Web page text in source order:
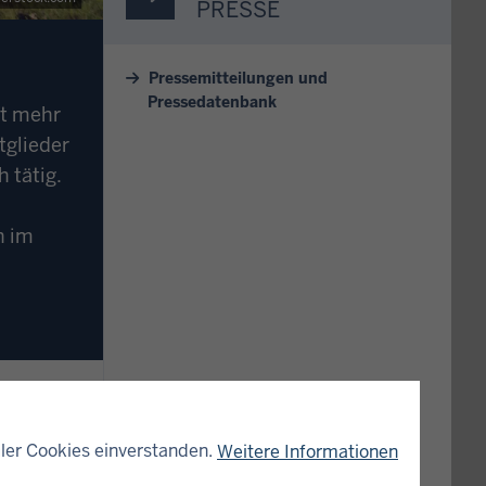
Cookies einverstanden. Weitere Informationen
mehr
tätig.
im
PRESSE
Pressemitteilungen und
Pressedatenbank